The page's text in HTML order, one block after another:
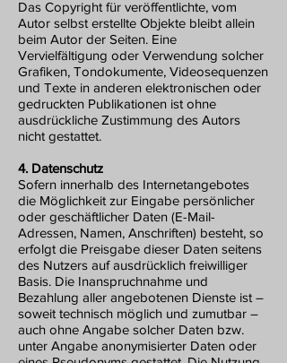
Das Copyright für veröffentlichte, vom
Autor selbst erstellte Objekte bleibt allein
beim Autor der Seiten. Eine
Vervielfältigung oder Verwendung solcher
Grafiken, Tondokumente, Videosequenzen
und Texte in anderen elektronischen oder
gedruckten Publikationen ist ohne
ausdrückliche Zustimmung des Autors
nicht gestattet.
4. Datenschutz
Sofern innerhalb des Internetangebotes
die Möglichkeit zur Eingabe persönlicher
oder geschäftlicher Daten (E-Mail-
Adressen, Namen, Anschriften) besteht, so
erfolgt die Preisgabe dieser Daten seitens
des Nutzers auf ausdrücklich freiwilliger
Basis. Die Inanspruchnahme und
Bezahlung aller angebotenen Dienste ist –
soweit technisch möglich und zumutbar –
auch ohne Angabe solcher Daten bzw.
unter Angabe anonymisierter Daten oder